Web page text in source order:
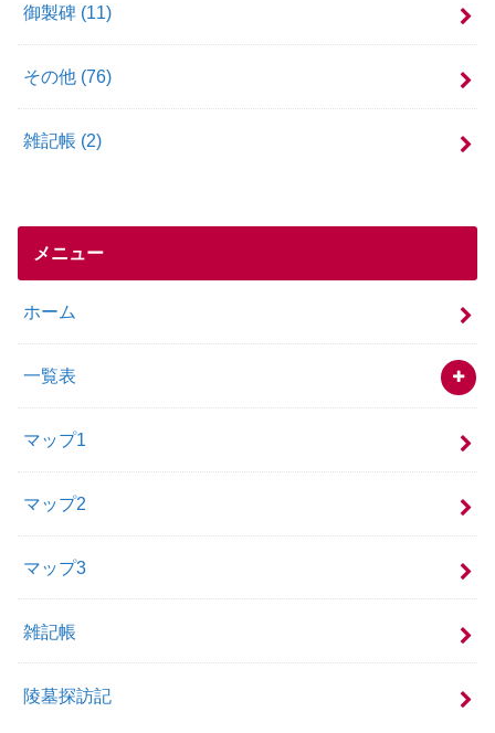
御製碑 (11)
その他 (76)
雑記帳 (2)
メニュー
ホーム
一覧表
マップ1
マップ2
マップ3
雑記帳
陵墓探訪記